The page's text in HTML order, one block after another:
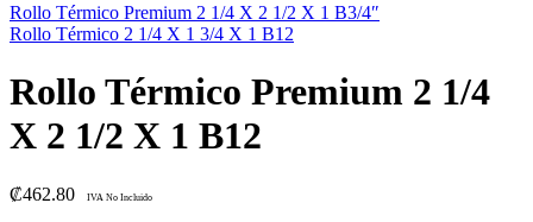
Rollo Térmico Premium 2 1/4 X 2 1/2 X 1 B3/4″
Rollo Térmico 2 1/4 X 1 3/4 X 1 B12
Rollo Térmico Premium 2 1/4
X 2 1/2 X 1 B12
₡462.80 IVA No Incluido